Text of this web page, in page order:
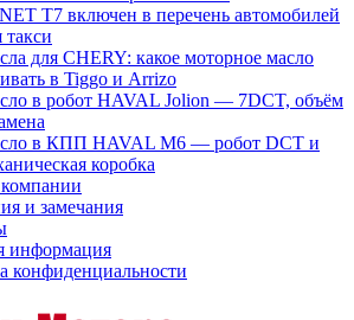
T7 включен в перечень автомобилей
такси
для CHERY: какое моторное масло
в Tiggo и Arrizo
в робот HAVAL Jolion — 7DCT, объём
в КПП HAVAL M6 — робот DCT и
коробка
и замечания
информация
конфиденциальности